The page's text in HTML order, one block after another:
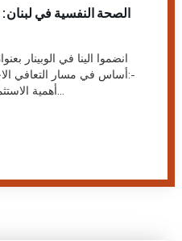
الصحة النفسية في
انضموا الينا في الوبينار
أساس في مسار التعافي
&nbsp;أهمية الاستثمار بالصحة النفسية؛-النظا...